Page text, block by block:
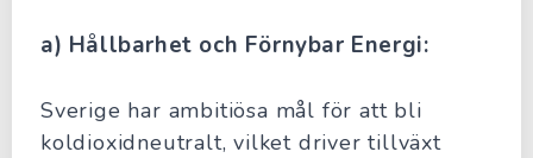
a) Hållbarhet och Förnybar Energi:
Sverige har ambitiösa mål för att bli
koldioxidneutralt, vilket driver tillväxt